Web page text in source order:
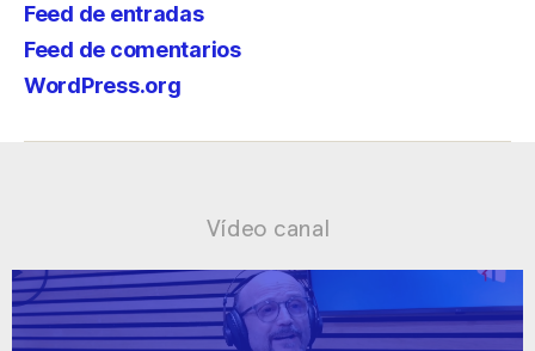
Feed de entradas
Feed de comentarios
WordPress.org
Vídeo canal